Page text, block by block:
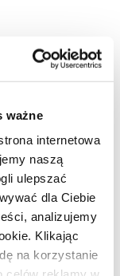
ważne
internetowa
naszą
ulepszać
dla Ciebie
analizujemy
Klikając
na korzystanie
Jakość
starannie
Pracujemy
roślinnymi
to sens.
dlaczego